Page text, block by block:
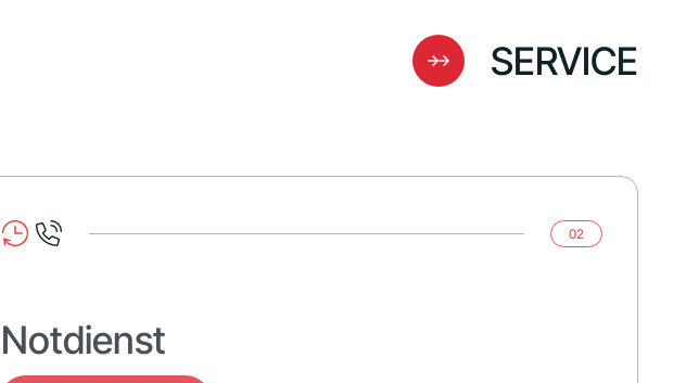
SERVICE
02
Notdienst